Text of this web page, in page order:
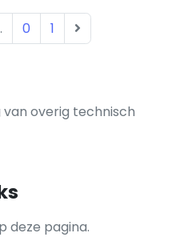
van overig technisch
deze pagina.
0 1